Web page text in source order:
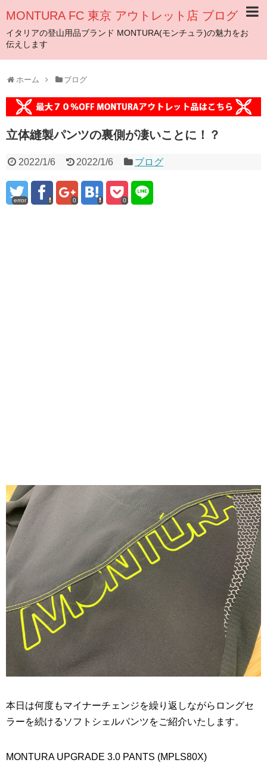
MONTURA FC 東京 アウトレット店 ブログ
イタリアの登山用品ブランド MONTURA(モンチュラ)の魅力をお
伝えします
ホーム ブログ
立体縫製パンツの裏側が凄いことに！？
2022/1/6 2022/1/6 ブログ
error 0 0
本日は何度もマイナーチェンジを繰り返しながらロングセ
ラーを続けるソフトシェルパンツをご紹介いたします。
MONTURA UPGRADE 3.0 PANTS (MPLS80X)